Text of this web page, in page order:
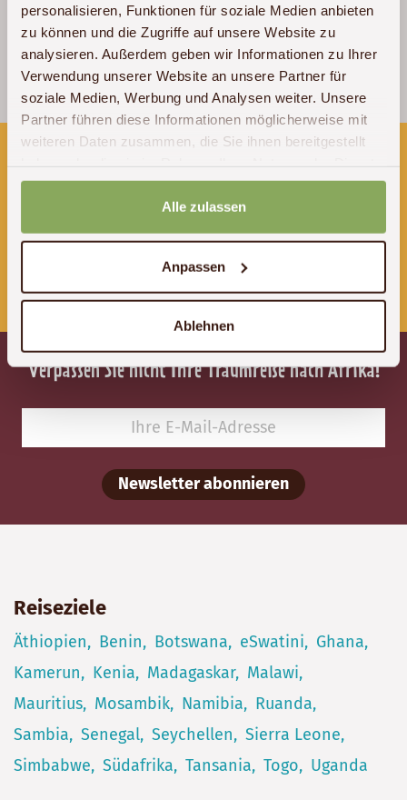
personalisieren, Funktionen für soziale Medien anbieten
zu können und die Zugriffe auf unsere Website zu
analysieren. Außerdem geben wir Informationen zu Ihrer
Verwendung unserer Website an unsere Partner für
soziale Medien, Werbung und Analysen weiter. Unsere
Partner führen diese Informationen möglicherweise mit
weiteren Daten zusammen, die Sie ihnen bereitgestellt
gesammelt haben.
Alle zulassen
Anpassen
Ablehnen
Jessica & Claus
+49 (0)341 – 22 38 71 60
E-Mail:info@akwaba-afrika.de
Verpassen Sie nicht Ihre Traumreise nach Afrika!
Newsletter abonnieren
Reiseziele
Äthiopien Benin Botswana eSwatini
Ghana
Kamerun
Kenia Madagaskar
Malawi
Mauritius
Mosambik Namibia
Ruanda
Sambia
Senegal Seychellen
Sierra Leone
Simbabwe
Südafrika Tansania Togo Uganda